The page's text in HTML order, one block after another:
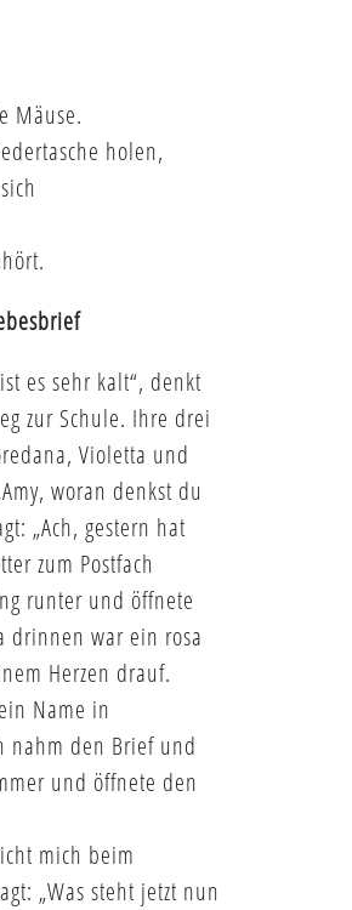
Mäuse.
holen,
es sehr kalt“, denkt
zur Schule. Ihre drei
Violetta und
woran denkst du
„Ach, gestern hat
zum Postfach
runter und öffnete
drinnen war ein rosa
Herzen drauf.
Name in
nahm den Brief und
und öffnete den
mich beim
„Was steht jetzt nun